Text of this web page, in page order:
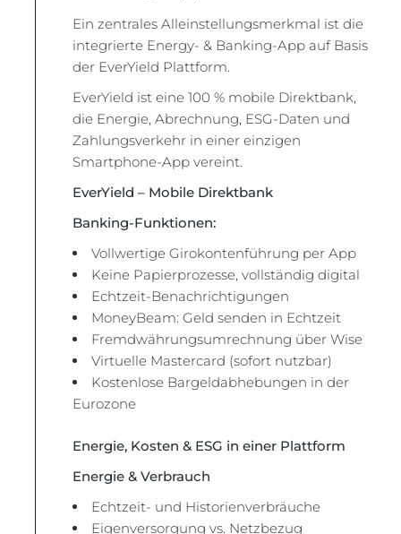
Ein zentrales Alleinstellungsmerkmal ist die
integrierte Energy- & Banking-App auf Basis
der EverYield Plattform.
EverYield ist eine 100 % mobile Direktbank,
die Energie, Abrechnung, ESG-Daten und
Zahlungsverkehr in einer einzigen
Smartphone-App vereint.
EverYield – Mobile Direktbank
Banking-Funktionen:
Vollwertige Girokontenführung per App
Keine Papierprozesse, vollständig digital
Echtzeit-Benachrichtigungen
MoneyBeam: Geld senden in Echtzeit
Fremdwährungsumrechnung über Wise
Virtuelle Mastercard (sofort nutzbar)
Kostenlose Bargeldabhebungen in der
Eurozone
Energie, Kosten & ESG in einer Plattform
Energie & Verbrauch
Echtzeit- und Historienverbräuche
Eigenversorgung vs. Netzbezug